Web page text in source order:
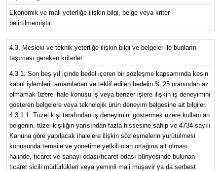
Ekonomik ve mali yeterliğe ilişkin bilgi, belge veya kriter
belirtilmemiştir.
4.3. Mesleki ve teknik yeterliğe ilişkin bilgi ve belgeler ile bunların
taşıması gereken kriterler:
4.3.1. Son beş yıl içinde bedel içeren bir sözleşme kapsamında kesin
kabul işlemleri tamamlanan ve teklif edilen bedelin % 25 oranından az
olmamak üzere ihale konusu iş veya benzer işlere ilişkin iş deneyimini
gösteren belgelere veya teknolojik ürün deneyim belgesine ait bilgiler.
4.3.1.1. Tüzel kişi tarafından iş deneyimini göstermek üzere kullanılan
belgenin, tüzel kişiliğin yarısından fazla hissesine sahip ve 4734 sayılı
Kanuna göre yapılacak ihalelere ilişkin sözleşmelerin yürütülmesi
konusunda temsile ve yönetime yetkili olan ortağına ait olması
halinde, ticaret ve sanayi odası/ticaret odası bünyesinde bulunan
ticaret sicili müdürlükleri veya yeminli mali müşavir ya da serbest